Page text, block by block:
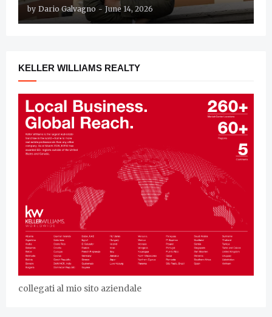
by Dario Galvagno - June 14, 2026
KELLER WILLIAMS REALTY
collegati al mio sito aziendale